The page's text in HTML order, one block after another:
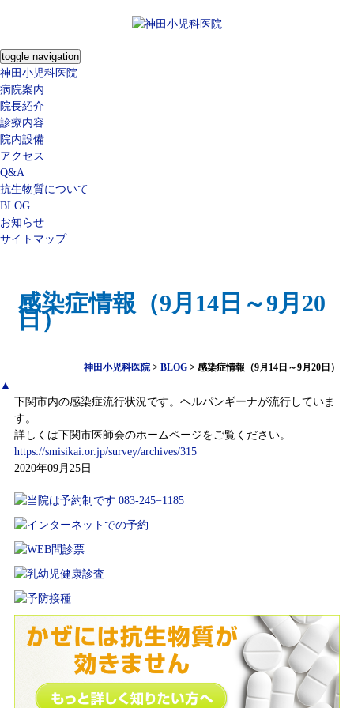
toggle navigation
神田小児科医院
病院案内
院長紹介
診療内容
院内設備
アクセス
Q&A
抗生物質について
BLOG
お知らせ
サイトマップ
感染症情報（9月14日～9月20
日）
神田小児科医院 >BLOG >感染症情報（9月14日～9月20日）
▲
下関市内の感染症流行状況です。ヘルパンギーナが流行していま
す。
詳しくは下関市医師会のホームページをご覧ください。
https://smisikai.or.jp/survey/archives/315
2020年09月25日